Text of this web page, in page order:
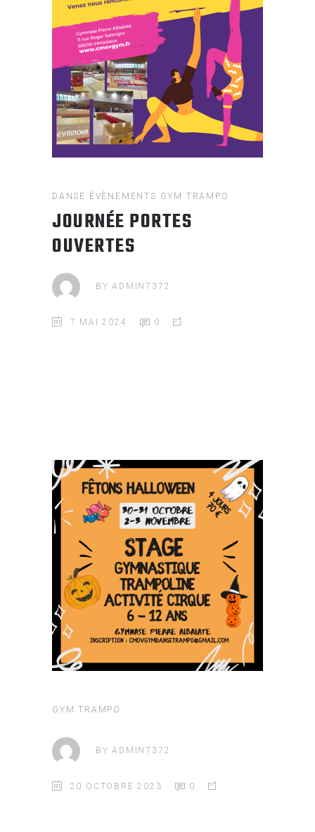
DANSE ÉVÈNEMENTS GYM TRAMPO
JOURNÉE PORTES
OUVERTES
BYADMIN7372
7 MAI 2024 0
GYM TRAMPO
BYADMIN7372
20 OCTOBRE 2023 0